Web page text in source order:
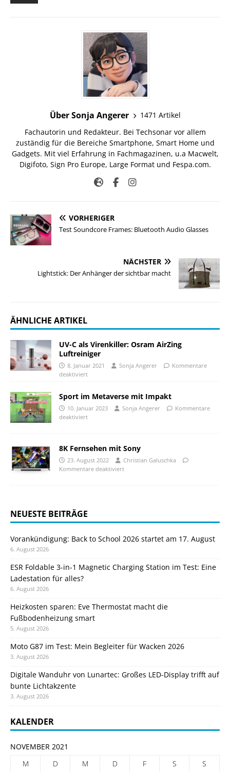
Über Sonja Angerer
1471 Artikel
Fachautorin und Redakteur. Bei Techsonar vor allem
zuständig für die Bereiche Smartphone, Smart Home und
Gadgets. Mit viel Erfahrung in Fachmagazinen, u.a Macwelt,
Digifoto, Sign Pro Europe, Large Format und Fespa.com.
VORHERIGER
Test Soundcore Frames: Bluetooth Audio Glasses
NÄCHSTER
Lightstick: Der Anhänger der sichtbar macht
ÄHNLICHE ARTIKEL
UV-C als Virenkiller: Osram AirZing
Luftreiniger
8. Januar 2021 Sonja Angerer
Kommentare
deaktiviert
Sport im Metaverse mit Impakt
10. Januar 2023 Sonja Angerer
Kommentare
deaktiviert
8K Fernsehen mit Sony
23. August 2022
Christian Galuschka
Kommentare deaktiviert
NEUESTE BEITRÄGE
Vorankündigung: Back to School 2026 startet am 17. August
6. August 2026
ESR Foldable 3-in-1 Magnetic Charging Station im Test: Eine
Ladestation für alles?
6. August 2026
Heizkosten sparen: Eve Thermostat macht die
Fußbodenheizung smart
5. August 2026
Moto G87 im Test: Mein Begleiter für Wacken 2026
3. August 2026
Digitale Wanduhr von Lunartec: Großes LED-Display trifft auf
bunte Lichtakzente
3. August 2026
KALENDER
NOVEMBER 2021
M
D M D F S S